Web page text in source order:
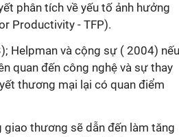
phân tích về yếu tố ảnh hưởng
Productivity - TFP).
Helpman và cộng sự ( 2004) nếu
quan đến công nghệ và sự thay
thương mại lại có quan điểm
thương sẽ dẫn đến làm tăng